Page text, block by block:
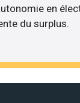
en
du surplus.